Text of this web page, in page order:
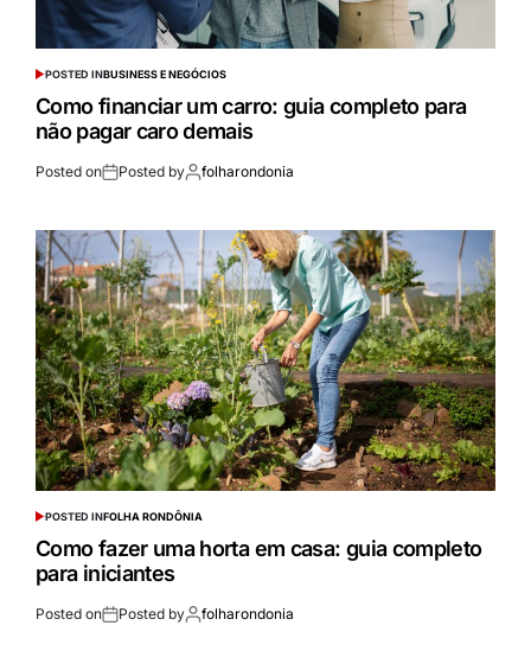
POSTED INBUSINESS E NEGÓCIOS
Como financiar um carro: guia completo para
não pagar caro demais
Posted on Posted by folharondonia
POSTED INFOLHA RONDÔNIA
Como fazer uma horta em casa: guia completo
para iniciantes
Posted on Posted by folharondonia